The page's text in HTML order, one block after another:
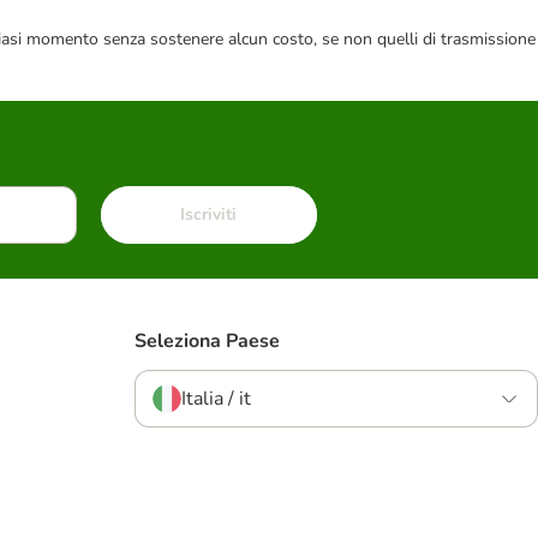
momento senza sostenere alcun costo, se non quelli di trasmissione
Iscriviti
Seleziona Paese
Italia / it